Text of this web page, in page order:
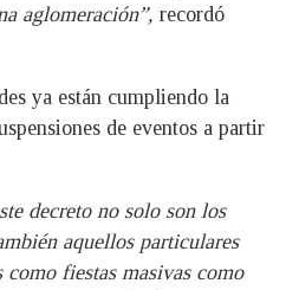
aglomeración”, recordó
ya están cumpliendo la
de eventos a partir
decreto no solo son los
aquellos particulares
como fiestas masivas como